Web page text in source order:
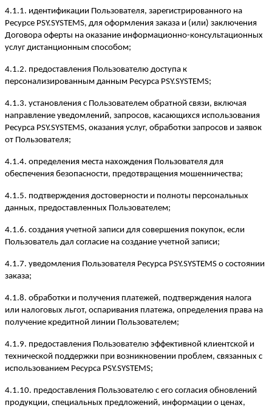
4.1.1. идентификации Пользователя, зарегистрированного на
Ресурсе PSY.SYSTEMS, для оформления заказа и (или) заключения
Договора оферты на оказание информационно-консультационных
услуг дистанционным способом;
4.1.2. предоставления Пользователю доступа к
персонализированным данным Ресурса PSY.SYSTEMS;
4.1.3. установления с Пользователем обратной связи, включая
направление уведомлений, запросов, касающихся использования
Ресурса PSY.SYSTEMS, оказания услуг, обработки запросов и заявок
от Пользователя;
4.1.4. определения места нахождения Пользователя для
обеспечения безопасности, предотвращения мошенничества;
4.1.5. подтверждения достоверности и полноты персональных
данных, предоставленных Пользователем;
4.1.6. создания учетной записи для совершения покупок, если
Пользователь дал согласие на создание учетной записи;
4.1.7. уведомления Пользователя Ресурса PSY.SYSTEMS о состоянии
заказа;
4.1.8. обработки и получения платежей, подтверждения налога
или налоговых льгот, оспаривания платежа, определения права на
получение кредитной линии Пользователем;
4.1.9. предоставления Пользователю эффективной клиентской и
технической поддержки при возникновении проблем, связанных с
использованием Ресурса PSY.SYSTEMS;
4.1.10. предоставления Пользователю с его согласия обновлений
продукции, специальных предложений, информации о ценах,